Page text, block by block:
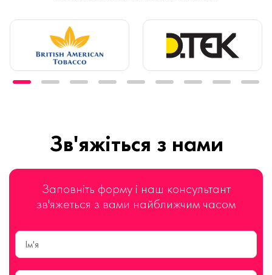
Зв'яжіться з нами
Заповніть форму і наш консультант
зв'яжеться з вами найближчим часом